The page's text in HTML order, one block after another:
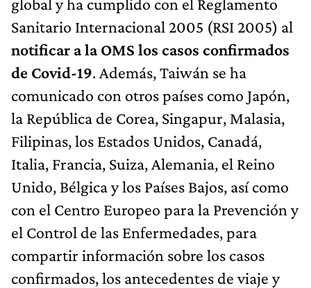
Sanitario Internacional 2005 (RSI 2005) al
notificar a la OMS los casos confirmados
de Covid-19. Además, Taiwán se ha
comunicado con otros países como Japón,
la República de Corea, Singapur, Malasia,
Filipinas, los Estados Unidos, Canadá,
Italia, Francia, Suiza, Alemania, el Reino
Unido, Bélgica y los Países Bajos, así como
con el Centro Europeo para la Prevención y
el Control de las Enfermedades, para
compartir información sobre los casos
confirmados, los antecedentes de viaje y